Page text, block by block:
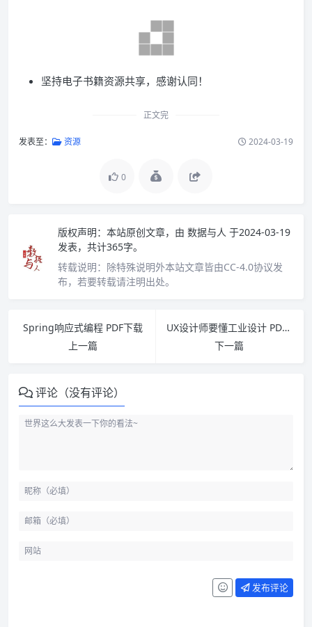
坚持电子书籍资源共享，感谢认同！
正文完
发表至： 资源 2024-03-19
0
版权声明： 本站原创文章，由 数据与人 于2024-03-19
发表，共计365字。
转载说明： 除特殊说明外本站文章皆由CC-4.0协议发
布，若要转载请注明出处。
Spring响应式编程 PDF下载
上一篇
UX设计师要懂工业设计 PDF下载
下一篇
评论（没有评论）
发布评论